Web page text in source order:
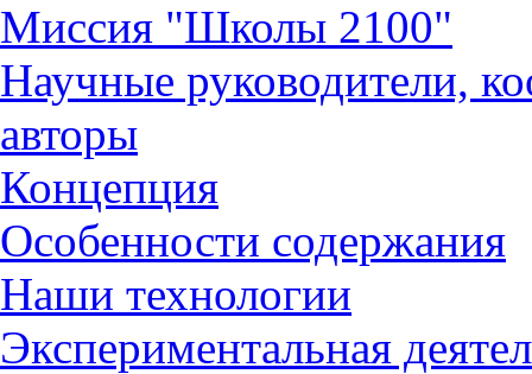
Миссия "Школы 2100"
Научные руководители,
авторы
Концепция
Особенности содержания
Наши технологии
Экспериментальная